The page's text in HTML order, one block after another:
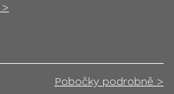
Pobočky podrobně >